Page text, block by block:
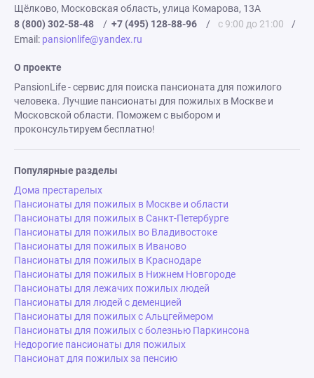
Щёлково, Московская область, улица Комарова, 13А
8 (800) 302-58-48
/ +7 (495) 128-88-96 / с 9:00 до 21:00
/
Email: pansionlife@yandex.ru
О проекте
PansionLife - сервис для поиска пансионата для пожилого
человека. Лучшие пансионаты для пожилых в Москве и
Московской области. Поможем с выбором и
проконсультируем бесплатно!
Популярные разделы
Дома престарелых
Пансионаты для пожилых в Москве и области
Пансионаты для пожилых в Санкт-Петербурге
Пансионаты для пожилых во Владивостоке
Пансионаты для пожилых в Иваново
Пансионаты для пожилых в Краснодаре
Пансионаты для пожилых в Нижнем Новгороде
Пансионаты для лежачих пожилых людей
Пансионаты для людей с деменцией
Пансионаты для пожилых с Альцгеймером
Пансионаты для пожилых с болезнью Паркинсона
Недорогие пансионаты для пожилых
Пансионат для пожилых за пенсию